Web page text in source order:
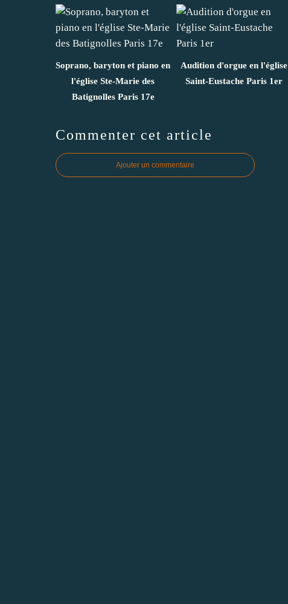
Soprano, baryton et piano en
l'église Ste-Marie des
Batignolles Paris 17e
Audition d'orgue en l'église
Saint-Eustache Paris 1er
Commenter cet article
Ajouter un commentaire